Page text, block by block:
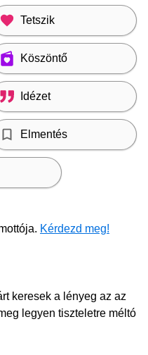
Tetszik
Köszöntő
Idézet
Elmentés
Kérdezd meg!
keresek a lényeg az az
legyen tiszteletre méltó